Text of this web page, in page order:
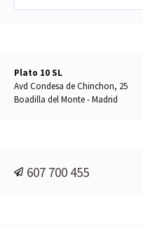
Plato 10 SL
Avd Condesa de Chinchon, 25
Boadilla del Monte - Madrid
607 700 455